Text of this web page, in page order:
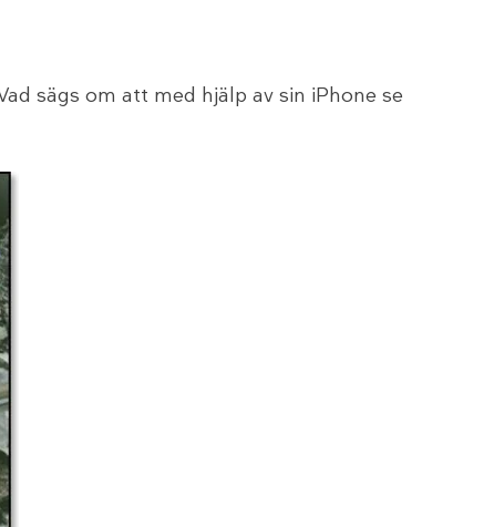
sägs om att med hjälp av sin iPhone se